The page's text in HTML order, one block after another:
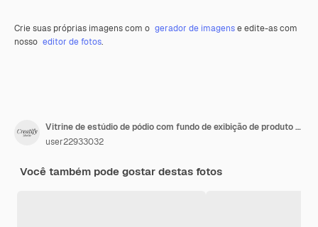
Crie suas próprias imagens com o gerador de imagense edite-as com
nosso editor de fotos.
Vitrine de estúdio de pódio com fundo de exibição de produto de estágio de pedestal de sombra clara ilustração 3d apresentação de cena de exibição vazia para apresentação de colocação de produto
user22933032
Você também pode gostar destas fotos